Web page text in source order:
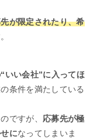
が限定されたり、希
いい会社”に入ってほ
条件を満たしている
ですが、 応募先が極
になってしまいま